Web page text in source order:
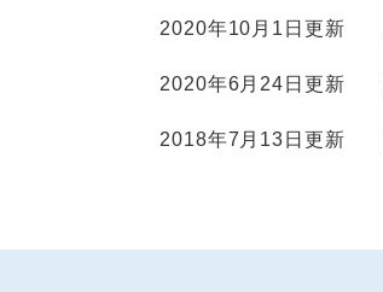
2020年10月1日更新
2020年6月24日更新
2018年7月13日更新